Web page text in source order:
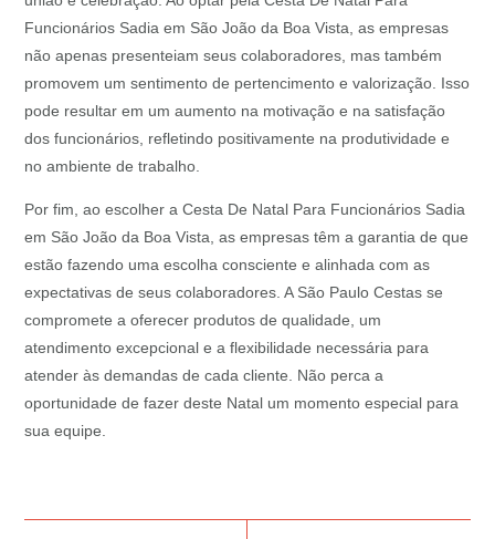
Funcionários Sadia em São João da Boa Vista, as empresas
não apenas presenteiam seus colaboradores, mas também
promovem um sentimento de pertencimento e valorização. Isso
pode resultar em um aumento na motivação e na satisfação
dos funcionários, refletindo positivamente na produtividade e
no ambiente de trabalho.
Por fim, ao escolher a Cesta De Natal Para Funcionários Sadia
em São João da Boa Vista, as empresas têm a garantia de que
estão fazendo uma escolha consciente e alinhada com as
expectativas de seus colaboradores. A São Paulo Cestas se
compromete a oferecer produtos de qualidade, um
atendimento excepcional e a flexibilidade necessária para
atender às demandas de cada cliente. Não perca a
oportunidade de fazer deste Natal um momento especial para
sua equipe.